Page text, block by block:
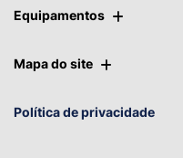
Equipamentos
Mapa do site
Política de privacidade